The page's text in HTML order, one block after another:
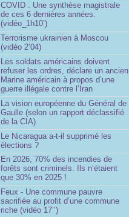
COVID : Une synthèse magistrale
de ces 6 dernières années.
(vidéo_1h10’)
Terrorisme ukrainien à Moscou
(vidéo 2’04)
Les soldats américains doivent
refuser les ordres, déclare un ancien
Marine américain à propos d’une
guerre illégale contre l’Iran
La vision européenne du Général de
Gaulle (selon un rapport déclassifié
de la CIA)
Le Nicaragua a-t-il supprimé les
élections ?
En 2026, 70% des incendies de
forêts sont criminels. Ils n’étaient
que 30% en 2025 !
Feux - Une commune pauvre
sacrifiée au profit d’une commune
riche (vidéo 17’’)